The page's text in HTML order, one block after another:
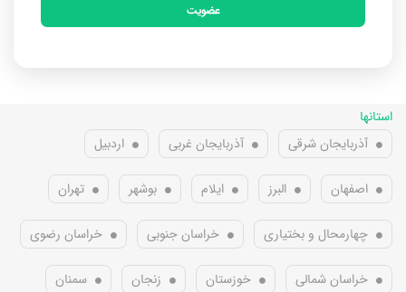
عضویت
استانها
آذربایجان شرقی
آذربایجان غربی اردبیل
اصفهان البرز ایلام بوشهر تهران
چهارمحال و بختیاری خراسان جنوبی خراسان رضوی
خراسان شمالی خوزستان زنجان سمنان